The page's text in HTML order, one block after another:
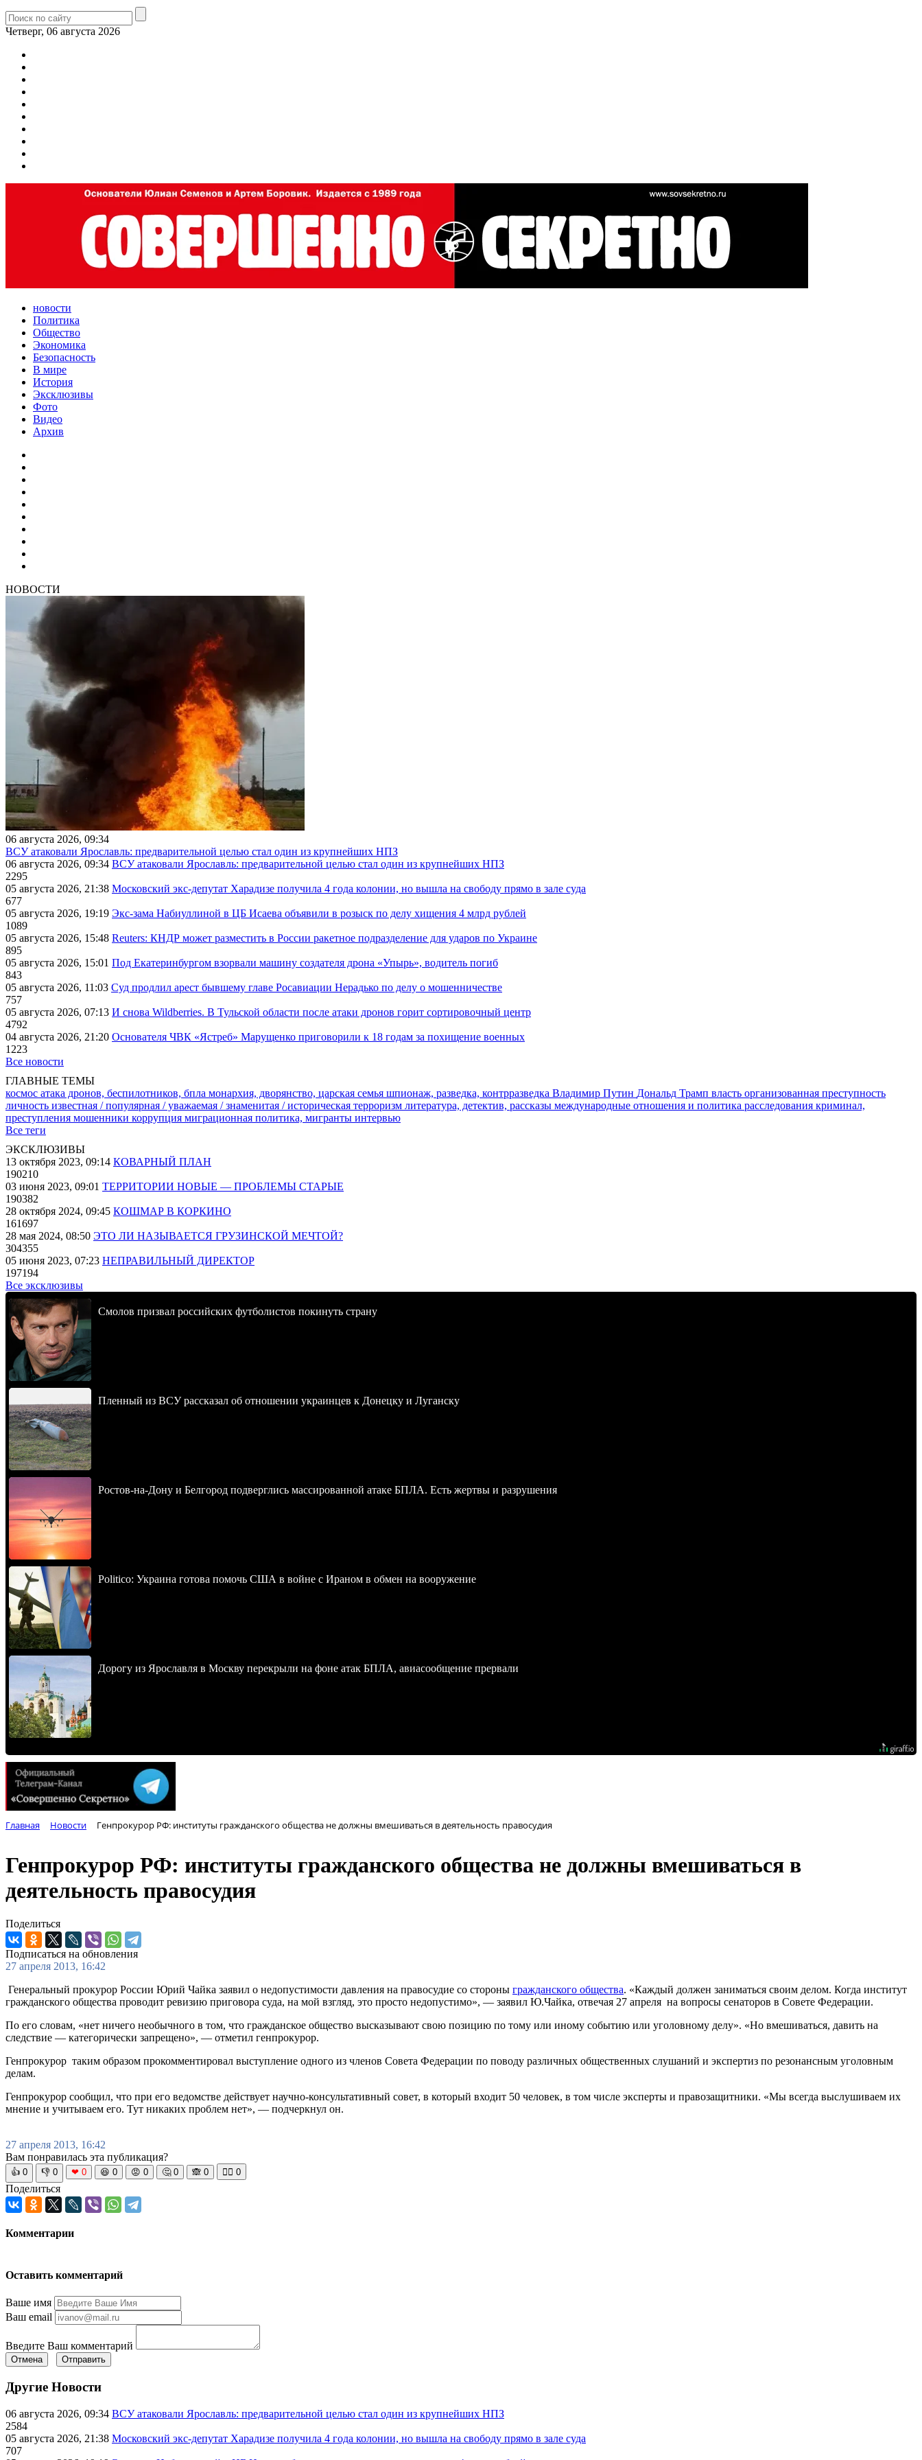
Четверг, 06 августа 2026
новости
Политика
Общество
Экономика
Безопасность
В мире
История
Эксклюзивы
Фото
Видео
Архив
НОВОСТИ
06 августа 2026, 09:34
ВСУ атаковали Ярославль: предварительной целью стал один из крупнейших НПЗ
06 августа 2026, 09:34 ВСУ атаковали Ярославль: предварительной целью стал один из крупнейших НПЗ
2295
05 августа 2026, 21:38 Московский экс-депутат Харадизе получила 4 года колонии, но вышла на свободу прямо в зале суда
677
05 августа 2026, 19:19 Экс-зама Набиуллиной в ЦБ Исаева объявили в розыск по делу хищения 4 млрд рублей
1089
05 августа 2026, 15:48 Reuters: КНДР может разместить в России ракетное подразделение для ударов по Украине
895
05 августа 2026, 15:01 Под Екатеринбургом взорвали машину создателя дрона «Упырь», водитель погиб
843
05 августа 2026, 11:03 Суд продлил арест бывшему главе Росавиации Нерадько по делу о мошенничестве
757
05 августа 2026, 07:13 И снова Wildberries. В Тульской области после атаки дронов горит сортировочный центр
4792
04 августа 2026, 21:20 Основателя ЧВК «Ястреб» Марущенко приговорили к 18 годам за похищение военных
1223
Все новости
ГЛАВНЫЕ ТЕМЫ
космос атака дронов, беспилотников, бпла монархия, дворянство, царская семья шпионаж, разведка, контрразведка Владимир Путин Дональд Трамп власть организованная преступность
личность известная / популярная / уважаемая / знаменитая / историческая терроризм литература, детектив, рассказы международные отношения и политика расследования криминал,
преступления мошенники коррупция миграционная политика, мигранты интервью
Все теги
ЭКСКЛЮЗИВЫ
13 октября 2023, 09:14 КОВАРНЫЙ ПЛАН
190210
03 июня 2023, 09:01 ТЕРРИТОРИИ НОВЫЕ — ПРОБЛЕМЫ СТАРЫЕ
190382
28 октября 2024, 09:45 КОШМАР В КОРКИНО
161697
28 мая 2024, 08:50 ЭТО ЛИ НАЗЫВАЕТСЯ ГРУЗИНСКОЙ МЕЧТОЙ?
304355
05 июня 2023, 07:23 НЕПРАВИЛЬНЫЙ ДИРЕКТОР
197194
Все эксклюзивы
Смолов призвал российских футболистов покинуть страну
Пленный из ВСУ рассказал об отношении украинцев к Донецку и Луганску
Ростов-на-Дону и Белгород подверглись массированной атаке БПЛА. Есть жертвы и разрушения
Politico: Украина готова помочь США в войне с Ираном в обмен на вооружение
Дорогу из Ярославля в Москву перекрыли на фоне атак БПЛА, авиасообщение прервали
Главная Новости Генпрокурор РФ: институты гражданского общества не должны вмешиваться в деятельность правосудия
Генпрокурор РФ: институты гражданского общества не должны вмешиваться в
деятельность правосудия
Поделиться
Подписаться на обновления
27 апреля 2013, 16:42
Генеральный прокурор России Юрий Чайка заявил о недопустимости давления на правосудие со стороны гражданского общества. «Каждый должен заниматься своим делом. Когда институт
гражданского общества проводит ревизию приговора суда, на мой взгляд, это просто недопустимо», — заявил Ю.Чайка, отвечая 27 апреля на вопросы сенаторов в Совете Федерации.
По его словам, «нет ничего необычного в том, что гражданское общество высказывают свою позицию по тому или иному событию или уголовному делу». «Но вмешиваться, давить на
следствие — категорически запрещено», — отметил генпрокурор.
Генпрокурор таким образом прокомментировал выступление одного из членов Совета Федерации по поводу различных общественных слушаний и экспертиз по резонансным уголовным
делам.
Генпрокурор сообщил, что при его ведомстве действует научно-консультативный совет, в который входит 50 человек, в том числе эксперты и правозащитники. «Мы всегда выслушиваем их
мнение и учитываем его. Тут никаких проблем нет», — подчеркнул он.
27 апреля 2013, 16:42
Вам понравилась эта публикация?
👍 0 👎 0 ❤ 0 😆 0 😡 0 🤔 0 🙈 0 🧘‍♀️ 0
Поделиться
Комментарии
Оставить комментарий
Ваше имя
Ваш email
Введите Ваш комментарий
Отмена Отправить
Другие Новости
06 августа 2026, 09:34 ВСУ атаковали Ярославль: предварительной целью стал один из крупнейших НПЗ
2584
05 августа 2026, 21:38 Московский экс-депутат Харадизе получила 4 года колонии, но вышла на свободу прямо в зале суда
707